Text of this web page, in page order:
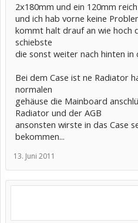
2x180mm und ein 120mm
und ich hab vorne keine
kommt halt drauf an wie hoch
schiebste
die sonst weiter nach hinten in
Bei dem Case ist ne Radiator
normalen
gehäuse die Mainboard
Radiator und der AGB
ansonsten wirste in das Case
bekommen...
13. Juni 2011